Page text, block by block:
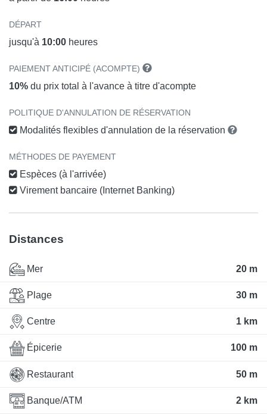
DÉPART
jusqu'à 10:00 heures
PAIEMENT ANTICIPÉ (ACOMPTE)
10% du prix total à l'avance à titre d'acompte
POLITIQUE D'ANNULATION DE RÉSERVATION
Modalités flexibles d'annulation de la réservation
MÉTHODES DE PAYEMENT
Espèces (à l'arrivée)
Virement bancaire (Internet Banking)
Distances
Mer 20 m
Plage 30 m
Centre 1 km
Épicerie 100 m
Restaurant 50 m
Banque/ATM 2 km